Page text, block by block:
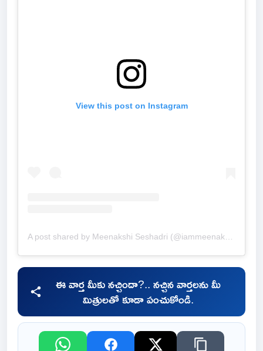
View this post on Instagram
ఈ వార్త మీకు నచ్చిందా?.. నచ్చిన వార్తలను మీ
మిత్రులతో కూడా పంచుకోండి.